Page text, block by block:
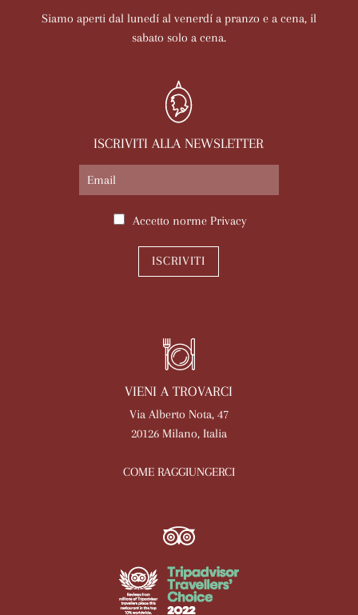
Siamo aperti dal lunedí al venerdí a pranzo e a cena, il
sabato solo a cena.
ISCRIVITI ALLA NEWSLETTER
Accetto norme Privacy
ISCRIVITI
VIENI A TROVARCI
Via Alberto Nota, 47
20126 Milano, Italia
COME RAGGIUNGERCI